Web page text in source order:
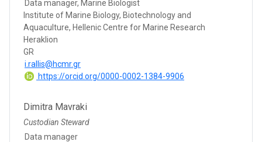
Data manager, Marine Biologist
Institute of Marine Biology, Biotechnology and
Aquaculture, Hellenic Centre for Marine Research
Heraklion
GR
i.rallis@hcmr.gr
https://orcid.org/0000-0002-1384-9906
Dimitra Mavraki
Custodian Steward
Data manager